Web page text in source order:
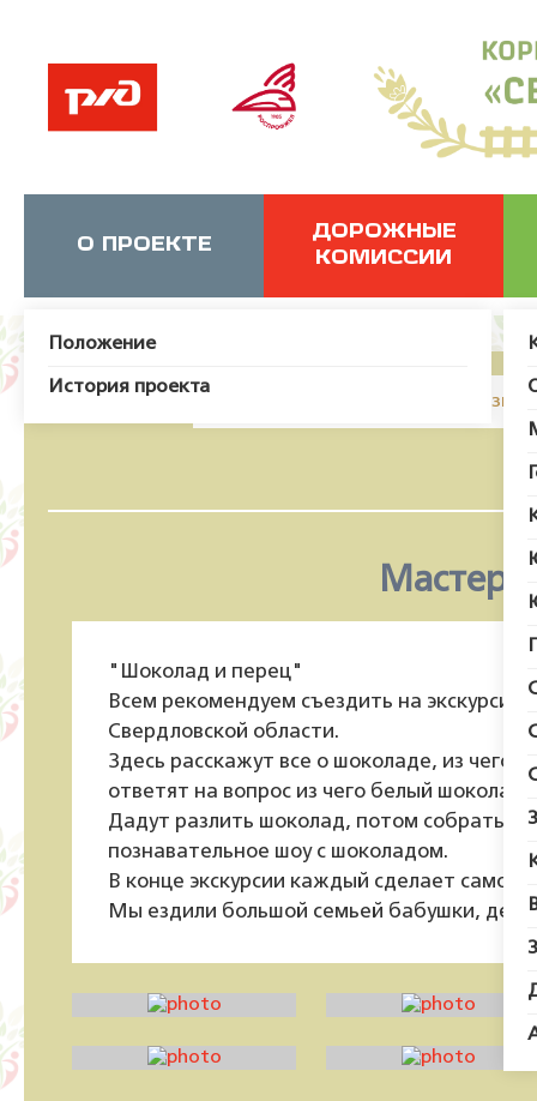
О ПРОЕКТЕ
Положение
История проекта
ДОРОЖНЫЕ
КОМИССИИ
JUser: :_load: Не удалось
"Шоколад и перец"
Всем рекомендуем съездить на
Свердловской области.
Здесь расскажут все о шоколаде, из чего
ответят на вопрос из чего белый
Дадут разлить шоколад, потом собрать,
познавательное шоу с шоколадом.
В конце экскурсии каждый сделает
Мы ездили большой семьей бабушки,